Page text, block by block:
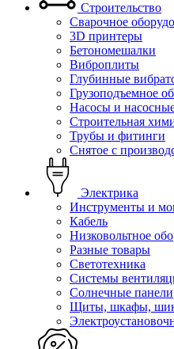
Строительство
Сварочное
3D принтеры
Бетономешалки
Виброплиты
Глубинные
Грузоподъемное
Насосы и
Строительная
Трубы и фитинги
Снятое с
Электрика
Инструменты и
Кабель
Низковольтное
Разные товары
Светотехника
Системы
Солнечные панели
Щиты, шкафы,